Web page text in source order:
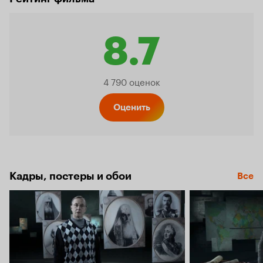
8.7
Рейтинг
8.7
4 790 оценок
Оценить
Кадры, постеры и обои Все